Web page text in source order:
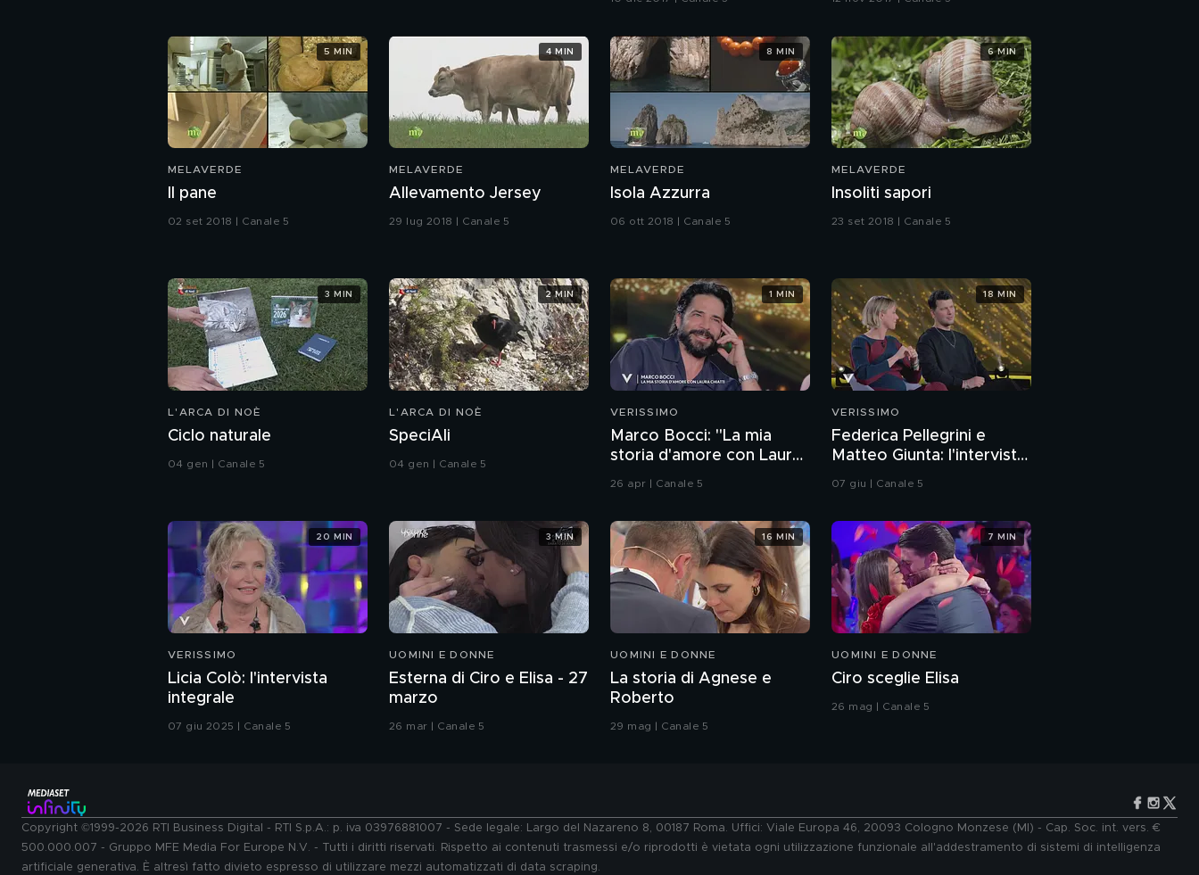
MELAVERDE
Il pane
02 set 2018 | Canale 5
5 MIN
MELAVERDE
Allevamento Jersey
29 lug 2018 | Canale 5
4 MIN
MELAVERDE
Isola Azzurra
06 ott 2018 | Canale 5
8 MIN
MELAVERDE
Insoliti sapori
23 set 2018 | Canale 5
6 MIN
L'ARCA DI NOÈ
Ciclo naturale
04 gen | Canale 5
3 MIN
L'ARCA DI NOÈ
SpeciAli
04 gen | Canale 5
2 MIN
VERISSIMO
Marco Bocci: "La mia
storia d'amore con Laura
Chiatti"
26 apr | Canale 5
1 MIN
VERISSIMO
Federica Pellegrini e
Matteo Giunta: l'intervista
integrale
07 giu | Canale 5
18 MIN
VERISSIMO
Licia Colò: l'intervista
integrale
07 giu 2025 | Canale 5
20 MIN
UOMINI E DONNE
Esterna di Ciro e Elisa - 27
marzo
26 mar | Canale 5
3 MIN
UOMINI E DONNE
La storia di Agnese e
Roberto
29 mag | Canale 5
16 MIN
UOMINI E DONNE
Ciro sceglie Elisa
26 mag | Canale 5
7 MIN
Copyright ©1999-2026 RTI Business Digital - RTI S.p.A.: p. iva 03976881007 - Sede legale: Largo del Nazareno 8, 00187 Roma. Uffici: Viale Europa 46, 20093 Cologno Monzese (MI) - Cap. Soc. int. vers. €
500.000.007 - Gruppo MFE Media For Europe N.V. - Tutti i diritti riservati. Rispetto ai contenuti trasmessi e/o riprodotti è vietata ogni utilizzazione funzionale all'addestramento di sistemi di intelligenza
artificiale generativa. È altresì fatto divieto espresso di utilizzare mezzi automatizzati di data scraping.